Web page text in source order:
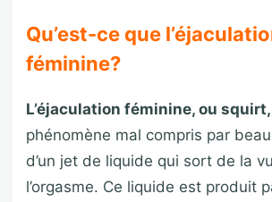
Qu’est-ce que
féminine?
L’éjaculation féminine, ou squirt,
phénomène mal compris par
d’un jet de liquide qui sort de la
l’orgasme. Ce liquide est produit